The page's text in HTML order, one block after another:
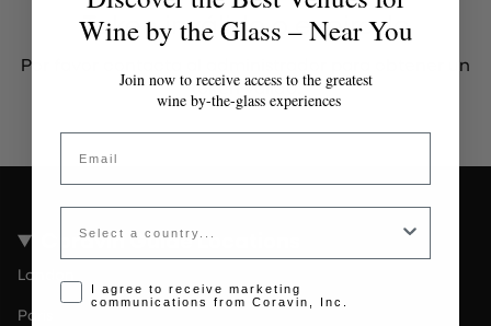
Token inválido o expirado
Por favor contacta al administrador para obtener un
token válido.
Coravin Guide Locations
London
Paris
Wine by the Glass – Near You
Join now to receive access to the greatest
wine by-the-glass experiences
Email
Country
Opt-in disclaimer
I agree to receive marketing
communications from Coravin, Inc.